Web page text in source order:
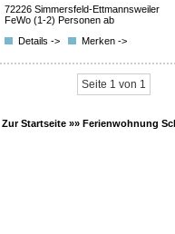
72226 Simmersfeld-Ettmannsweiler
FeWo (1-2) Personen ab
Details ->
Merken ->
Seite 1 von 1
Zur Startseite »» Ferienwohnung